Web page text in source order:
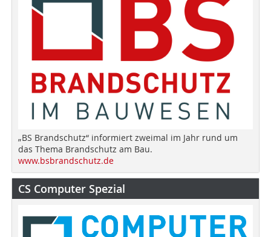
„BS Brandschutz“ informiert zweimal im Jahr rund um
das Thema Brandschutz am Bau.
www.bsbrandschutz.de
CS Computer Spezial